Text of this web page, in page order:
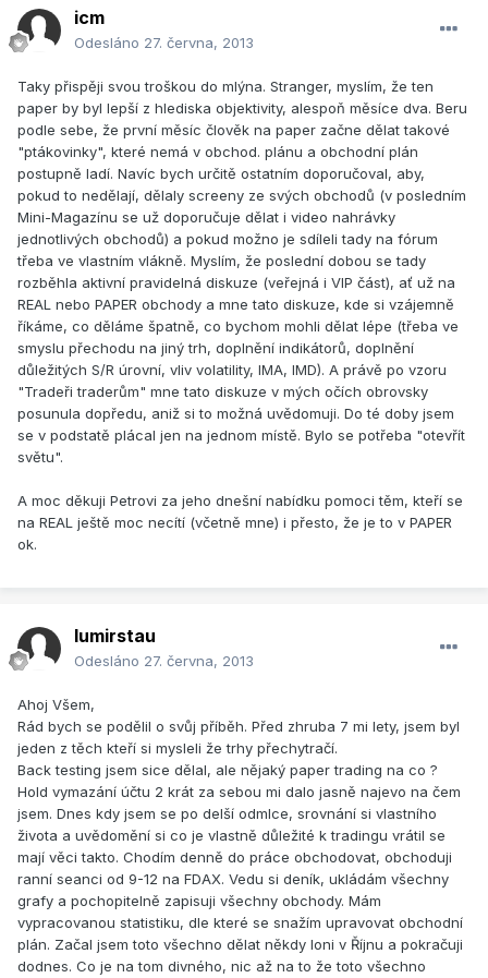
icm
Odesláno 27. června, 2013
Taky přispěji svou troškou do mlýna. Stranger, myslím, že ten
paper by byl lepší z hlediska objektivity, alespoň měsíce dva. Beru
podle sebe, že první měsíc člověk na paper začne dělat takové
"ptákovinky", které nemá v obchod. plánu a obchodní plán
postupně ladí. Navíc bych určitě ostatním doporučoval, aby,
pokud to nedělají, dělaly screeny ze svých obchodů (v posledním
Mini-Magazínu se už doporučuje dělat i video nahrávky
jednotlivých obchodů) a pokud možno je sdíleli tady na fórum
třeba ve vlastním vlákně. Myslím, že poslední dobou se tady
rozběhla aktivní pravidelná diskuze (veřejná i VIP část), ať už na
REAL nebo PAPER obchody a mne tato diskuze, kde si vzájemně
říkáme, co děláme špatně, co bychom mohli dělat lépe (třeba ve
smyslu přechodu na jiný trh, doplnění indikátorů, doplnění
důležitých S/R úrovní, vliv volatility, IMA, IMD). A právě po vzoru
"Tradeři traderům" mne tato diskuze v mých očích obrovsky
posunula dopředu, aniž si to možná uvědomuji. Do té doby jsem
se v podstatě plácal jen na jednom místě. Bylo se potřeba "otevřít
světu".
A moc děkuji Petrovi za jeho dnešní nabídku pomoci těm, kteří se
na REAL ještě moc necítí (včetně mne) i přesto, že je to v PAPER
ok.
lumirstau
Odesláno 27. června, 2013
Ahoj Všem,
Rád bych se podělil o svůj příběh. Před zhruba 7 mi lety, jsem byl
jeden z těch kteří si mysleli že trhy přechytračí.
Back testing jsem sice dělal, ale nějaký paper trading na co ?
Hold vymazání účtu 2 krát za sebou mi dalo jasně najevo na čem
jsem. Dnes kdy jsem se po delší odmlce, srovnání si vlastního
života a uvědomění si co je vlastně důležité k tradingu vrátil se
mají věci takto. Chodím denně do práce obchodovat, obchoduji
ranní seanci od 9-12 na FDAX. Vedu si deník, ukládám všechny
grafy a pochopitelně zapisuji všechny obchody. Mám
vypracovanou statistiku, dle které se snažím upravovat obchodní
plán. Začal jsem toto všechno dělat někdy loni v Říjnu a pokračuji
dodnes. Co je na tom divného, nic až na to že toto všechno